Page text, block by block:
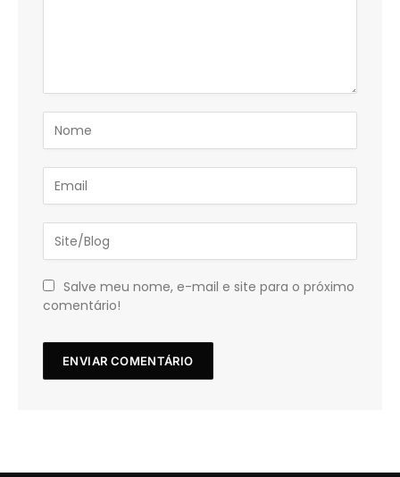
Salve meu nome, e-mail e site para o próximo
comentário!